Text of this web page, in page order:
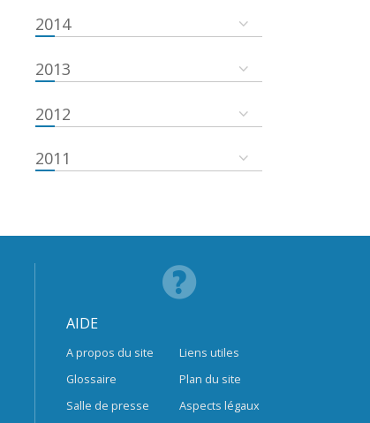
2014
2013
2012
2011
AIDE
A propos du site
Glossaire
Salle de presse
Liens utiles
Plan du site
Aspects légaux